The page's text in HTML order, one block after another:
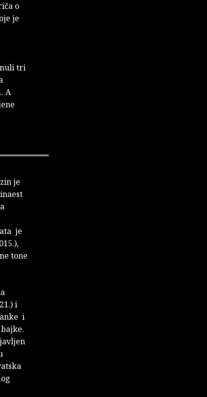
o
je
tri
A
je
je
tone
i
i